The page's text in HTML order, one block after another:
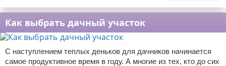
Как выбрать дачный участок
С наступлением теплых деньков для дачников начинается
самое продуктивное время в году. А многие из тех, кто до сих